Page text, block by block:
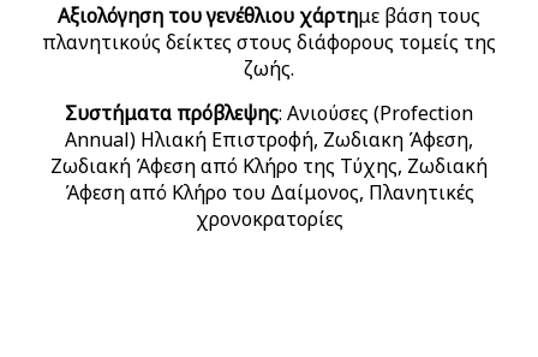
Αξιολόγηση του γενέθλιου χάρτημε βάση τους
πλανητικούς δείκτες στους διάφορους τομείς της
ζωής.
Συστήματα πρόβλεψης: Ανιούσες (Profection
Annual) Ηλιακή Επιστροφή, Ζωδιακη Άφεση,
Ζωδιακή Άφεση από Κλήρο της Τύχης, Ζωδιακή
Άφεση από Κλήρο του Δαίμονος, Πλανητικές
χρονοκρατορίες